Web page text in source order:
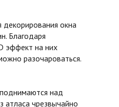
окна
Благодаря
эффект на них
разочароваться.
над
атласа чрезвычайно